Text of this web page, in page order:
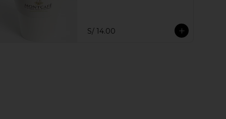
S/ 14.00